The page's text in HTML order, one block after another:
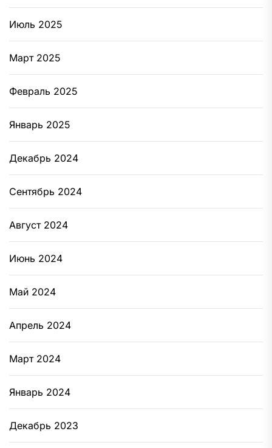
Июль 2025
Март 2025
Февраль 2025
Январь 2025
Декабрь 2024
Сентябрь 2024
Август 2024
Июнь 2024
Май 2024
Апрель 2024
Март 2024
Январь 2024
Декабрь 2023